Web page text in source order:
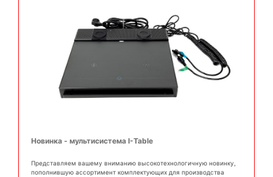
Новинка - мультисистема I-Table
Представляем вашему вниманию высокотехнологичную новинку,
пополнившую ассортимент комплектующих для производства